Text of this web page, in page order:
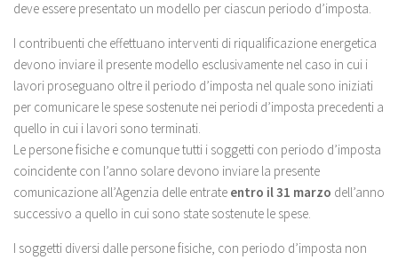
deve essere presentato un modello per ciascun periodo d’imposta.
I contribuenti che effettuano interventi di riqualificazione energetica
devono inviare il presente modello esclusivamente nel caso in cui i
lavori proseguano oltre il periodo d’imposta nel quale sono iniziati
per comunicare le spese sostenute nei periodi d’imposta precedenti a
quello in cui i lavori sono terminati.
Le persone fisiche e comunque tutti i soggetti con periodo d’imposta
coincidente con l’anno solare devono inviare la presente
comunicazione all’Agenzia delle entrate entro il 31 marzo dell’anno
successivo a quello in cui sono state sostenute le spese.
I soggetti diversi dalle persone fisiche, con periodo d’imposta non